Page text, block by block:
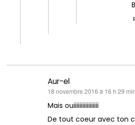
Aur-el
18 novembre 2016 à 16 h 29 min
Mais ouiiiiiiiiiiiiiiiii
De tout coeur avec ton